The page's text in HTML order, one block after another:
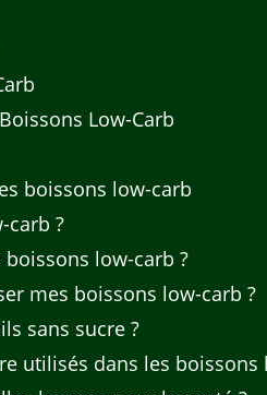
Low-Carb
boissons low-carb
carb ?
low-carb ?
mes boissons low-carb ?
sans sucre ?
utilisés dans les boissons